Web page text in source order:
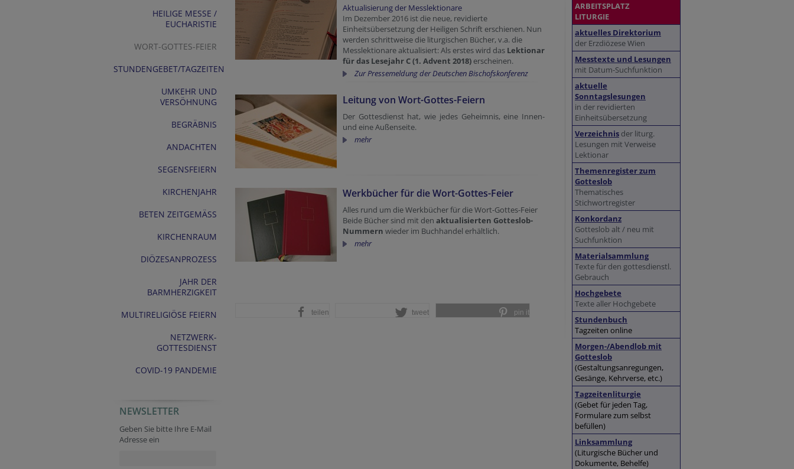
HEILIGE MESSE /
EUCHARISTIE
WORT-GOTTES-FEIER
STUNDENGEBET/TAGZEITEN
UMKEHR UND
VERSÖHNUNG
BEGRÄBNIS
ANDACHTEN
SEGENSFEIERN
KIRCHENJAHR
BETEN ZEITGEMÄSS
KIRCHENRAUM
DIÖZESANPROZESS
JAHR DER
BARMHERZIGKEIT
MULTIRELIGIÖSE FEIERN
NETZWERK-
GOTTESDIENST
COVID-19 PANDEMIE
NEWSLETTER
Geben Sie bitte Ihre E-Mail
Adresse ein
Aktualisierung der Messlektionare
Im Dezember 2016 ist die neue, revidierte
Einheitsübersetzung der Heiligen Schrift erschienen. Nun
werden schrittweise die liturgischen Bücher, v.a. die
Messlektionare aktualisiert: Als erstes wird das Lektionar
für das Lesejahr C (1. Advent 2018) erscheinen.
Zur Pressemeldung der Deutschen Bischofskonferenz
Leitung von Wort-Gottes-Feiern
Der Gottesdienst hat, wie jedes Geheimnis, eine Innen-
und eine Außenseite.
mehr
Werkbücher für die Wort-Gottes-Feier
Alles rund um die Werkbücher für die Wort-Gottes-Feier
Beide Bücher sind mit den aktualisierten Gotteslob-
Nummern wieder im Buchhandel erhältlich.
mehr
teilen tweet pin it
ARBEITSPLATZ
LITURGIE
aktuelles Direktorium
der Erzdiözese Wien
Messtexte und Lesungen
mit Datum-Suchfunktion
aktuelle
Sonntagslesungen
in der revidierten
Einheitsübersetzung
Verzeichnis der liturg.
Lesungen mit Verweise
Lektionar
Themenregister zum
Gotteslob
Thematisches
Stichwortregister
Konkordanz
Gotteslob alt / neu mit
Suchfunktion
Materialsammlung
Texte für den gottesdienstl.
Gebrauch
Hochgebete
Texte aller Hochgebete
Stundenbuch
Tagzeiten online
Morgen-/Abendlob mit
Gotteslob
(Gestaltungsanregungen,
Gesänge, Kehrverse, etc.)
Tagzeitenliturgie
(Gebet für jeden Tag,
Formulare zum selbst
befüllen)
Linksammlung
(Liturgische Bücher und
Dokumente, Behelfe)